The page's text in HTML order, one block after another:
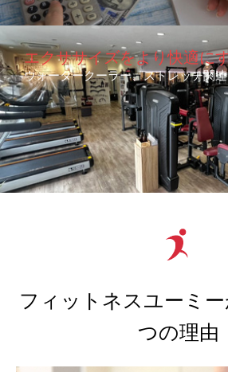
エクササイズをより快適に
ウォータークーラー、ストレッチ関
フィットネスユーミ
つの理由